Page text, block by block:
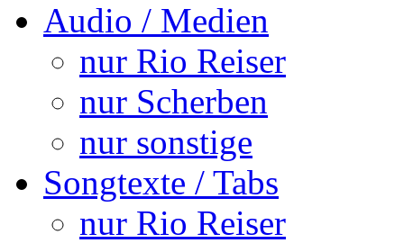
Audio / Medien
nur Rio Reiser
nur Scherben
nur sonstige
Songtexte / Tabs
nur Rio Reiser